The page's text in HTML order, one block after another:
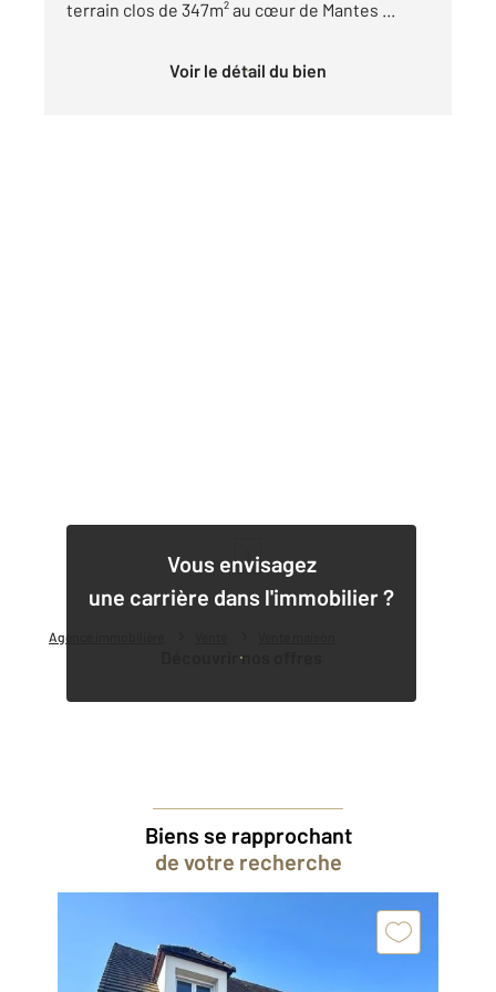
Agence immobilière
terrain clos de 347m² au cœur de Mantes ...
Voir le détail du bien
Vous envisagez
une carrière dans l'immobilier ?
Découvrir nos offres
1
Biens se rapprochant
de votre recherche